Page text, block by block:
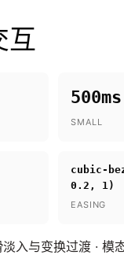
互
500ms
SMALL
cubic-
0.2, 1)
EASING
入与变换过渡 · 模